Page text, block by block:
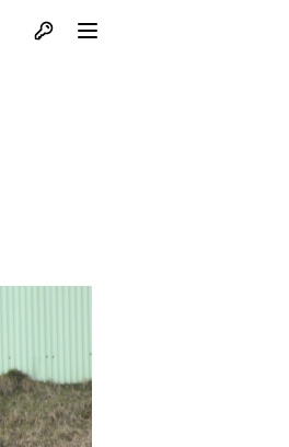
Otvori profil